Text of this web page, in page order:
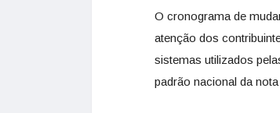
O cronograma de
atenção dos
sistemas utilizados
padrão nacional da